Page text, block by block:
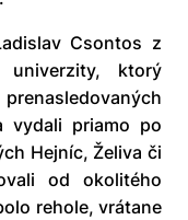
Csontos z
univerzity, ktorý
vydali priamo po
Hejníc, Želiva či
od okolitého
rehole, vrátane